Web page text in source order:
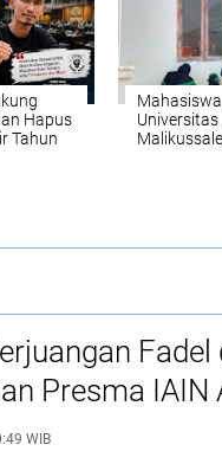
Hapus
Tahun
Universitas
Drien
Fadel
Presma IAIN
hingga
WIB